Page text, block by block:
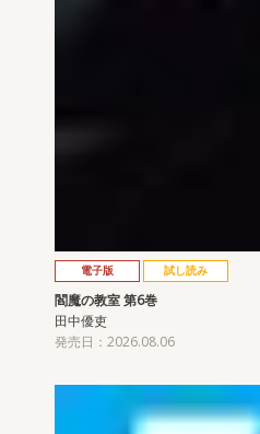
電子版 試し読み
閻魔の教室 第6巻
田中優吏
発売日：2026.08.06